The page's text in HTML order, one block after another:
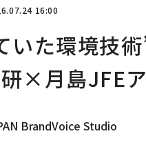
16:00
いた環境技
×月島JFEア
BrandVoice Studio